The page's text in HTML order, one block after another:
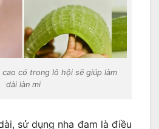
cao có trong lô hội sẽ giúp làm
dài làn mi
sử dụng nha đam là điều